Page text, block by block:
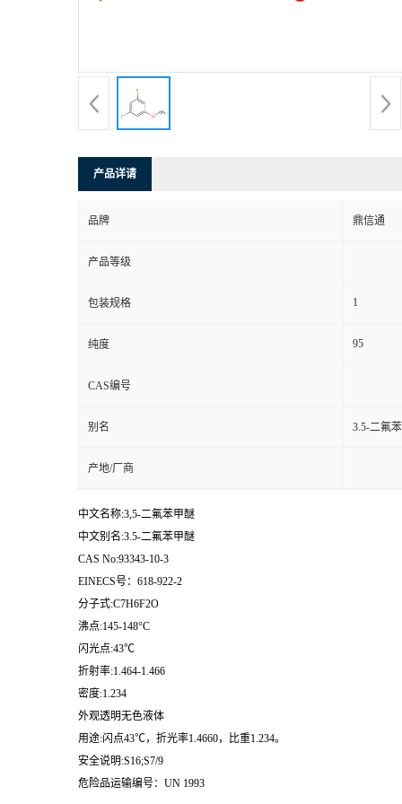
产品详请
品牌 鼎信通
产品等级
包装规格 1
纯度 95
CAS编号
别名 3.5-二氟
产地/厂商
中文名称:3,5-二氟苯甲醚
中文别名:3.5-二氟苯甲醚
CAS No:93343-10-3
EINECS号：618-922-2
分子式:C7H6F2O
沸点:145-148°C
闪光点:43℃
折射率:1.464-1.466
密度:1.234
外观透明无色液体
用途:闪点43℃，折光率1.4660，比重1.234。
安全说明:S16;S7/9
危险品运输编号：UN 1993